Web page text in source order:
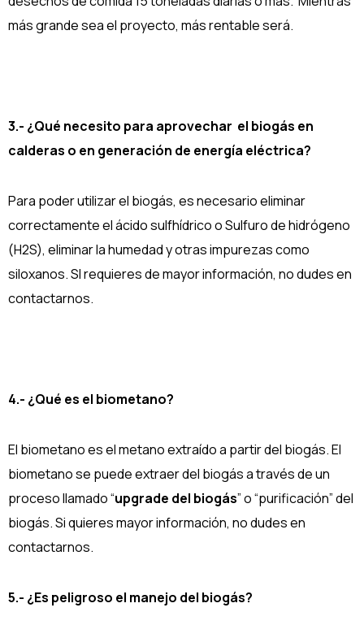
más grande sea el proyecto, más rentable será.
3.- ¿Qué necesito para aprovechar el biogás en
calderas o en generación de energía eléctrica?
Para poder utilizar el biogás, es necesario eliminar
correctamente el ácido sulfhídrico o Sulfuro de hidrógeno
(H2S), eliminar la humedad y otras impurezas como
siloxanos. SI requieres de mayor información, no dudes en
contactarnos.
4.- ¿Qué es el biometano?
El biometano es el metano extraído a partir del biogás. El
biometano se puede extraer del biogás a través de un
proceso llamado “upgrade del biogás” o “purificación” del
biogás. Si quieres mayor información, no dudes en
contactarnos.
5.- ¿Es peligroso el manejo del biogás?